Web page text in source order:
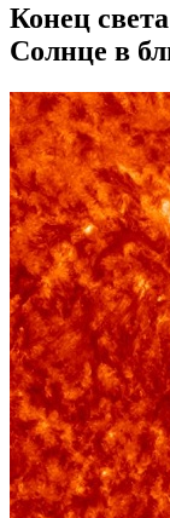
Конец
Солнце в